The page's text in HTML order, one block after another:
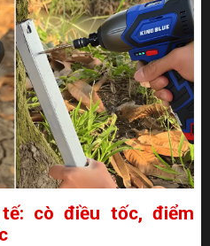
cò điều tốc, điểm